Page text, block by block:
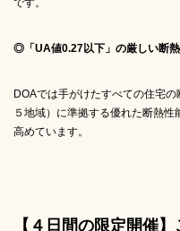
◎「UA値0.27以下」の厳しい断
DOAでは手がけたすべての住宅
５地域）に準拠する優れた断熱
高めています。
【４日間の限定開催